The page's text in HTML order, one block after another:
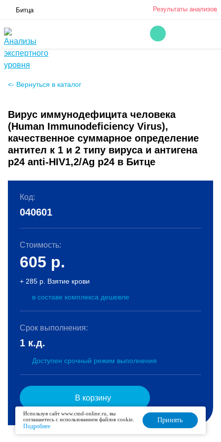
Битца Результаты анализов
<- Вернуться в каталог
Вирус иммунодефицита человека
(Human Immunodeficiency Virus),
качественное суммарное определение
антител к 1 и 2 типу вируса и антигена
p24 anti-HIV1,2/Ag p24 в Битце
Код:
040601
Стоимость:
605 р.
+ 285 р. Взятие крови
в составе комплекса дешевле
Срок выполнения:
1 к.д.
Доступен срочный режим выполнения
В корзину
Используя сайт www.cmd-online.ru, вы
соглашаетесь с использованием файлов cookie.
Подробнее
Принять